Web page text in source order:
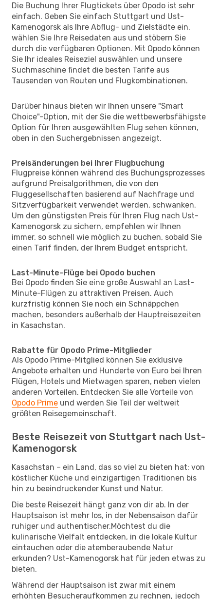
Die Buchung Ihrer Flugtickets über Opodo ist sehr
einfach. Geben Sie einfach Stuttgart und Ust-
Kamenogorsk als Ihre Abflug- und Zielstädte ein,
wählen Sie Ihre Reisedaten aus und stöbern Sie
durch die verfügbaren Optionen. Mit Opodo können
Sie Ihr ideales Reiseziel auswählen und unsere
Suchmaschine findet die besten Tarife aus
Tausenden von Routen und Flugkombinationen.
Darüber hinaus bieten wir Ihnen unsere "Smart
Choice"-Option, mit der Sie die wettbewerbsfähigste
Option für Ihren ausgewählten Flug sehen können,
oben in den Suchergebnissen angezeigt.
Preisänderungen bei Ihrer Flugbuchung
Flugpreise können während des Buchungsprozesses
aufgrund Preisalgorithmen, die von den
Fluggesellschaften basierend auf Nachfrage und
Sitzverfügbarkeit verwendet werden, schwanken.
Um den günstigsten Preis für Ihren Flug nach Ust-
Kamenogorsk zu sichern, empfehlen wir Ihnen
immer, so schnell wie möglich zu buchen, sobald Sie
einen Tarif finden, der Ihrem Budget entspricht.
Last-Minute-Flüge bei Opodo buchen
Bei Opodo finden Sie eine große Auswahl an Last-
Minute-Flügen zu attraktiven Preisen. Auch
kurzfristig können Sie noch ein Schnäppchen
machen, besonders außerhalb der Hauptreisezeiten
in Kasachstan.
Rabatte für Opodo Prime-Mitglieder
Als Opodo Prime-Mitglied können Sie exklusive
Angebote erhalten und Hunderte von Euro bei Ihren
Flügen, Hotels und Mietwagen sparen, neben vielen
anderen Vorteilen. Entdecken Sie alle Vorteile von
Opodo Prime und werden Sie Teil der weltweit
größten Reisegemeinschaft.
Beste Reisezeit von Stuttgart nach Ust-
Kamenogorsk
Kasachstan – ein Land, das so viel zu bieten hat: von
köstlicher Küche und einzigartigen Traditionen bis
hin zu beeindruckender Kunst und Natur.
Die beste Reisezeit hängt ganz von dir ab. In der
Hauptsaison ist mehr los, in der Nebensaison dafür
ruhiger und authentischer.Möchtest du die
kulinarische Vielfalt entdecken, in die lokale Kultur
eintauchen oder die atemberaubende Natur
erkunden? Ust-Kamenogorsk hat für jeden etwas zu
bieten.
Während der Hauptsaison ist zwar mit einem
erhöhten Besucheraufkommen zu rechnen, jedoch